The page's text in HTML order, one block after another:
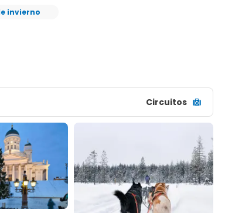
invierno
Circuitos